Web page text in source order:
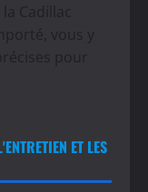
Cadillac
vous y
pour
ET LES